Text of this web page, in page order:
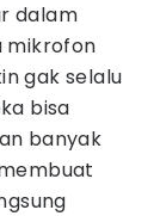
dalam
mikrofon
gak selalu
bisa
banyak